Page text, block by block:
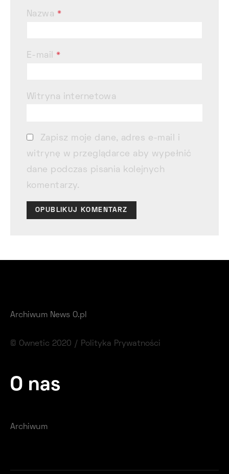
Nazwa *
E-mail*
Witryna internetowa
Zapisz moje dane, adres e-mail i
witrynę w przeglądarce aby wypełnić
dane podczas pisania kolejnych
komentarzy.
Archiwum News O.pl
© Ownetic 2020 / Polityka Prywatności
O nas
Archiwum